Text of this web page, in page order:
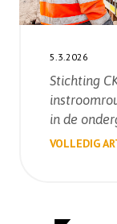
5.3.2026
Stichting
in de
VOLLEDIG